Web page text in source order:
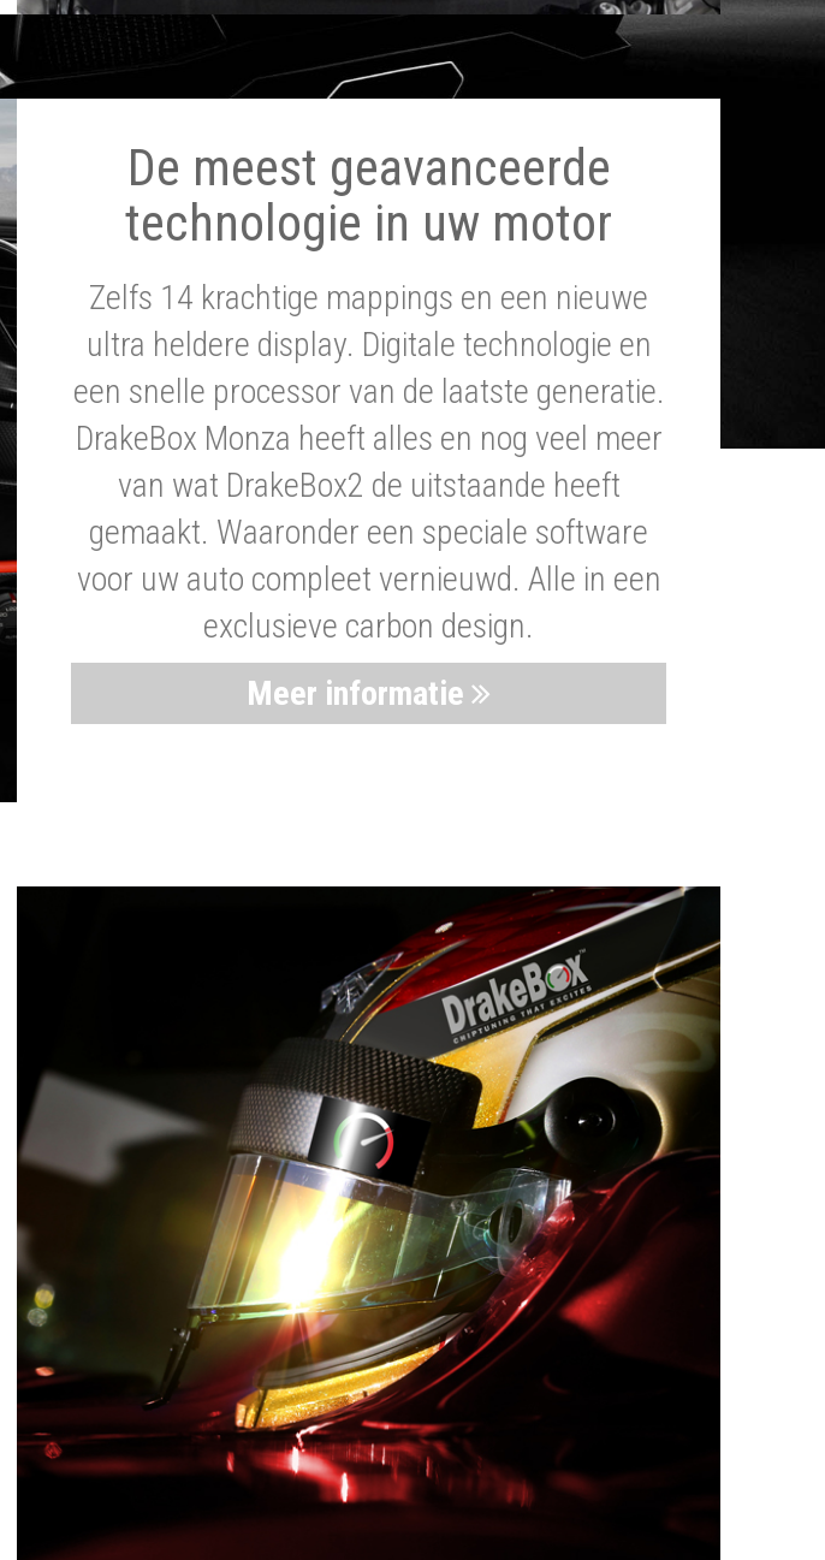
De meest geavanceerde
technologie in uw motor
Zelfs 14 krachtige mappings en een nieuwe
ultra heldere display. Digitale technologie en
een snelle processor van de laatste generatie.
DrakeBox Monza heeft alles en nog veel meer
van wat DrakeBox2 de uitstaande heeft
gemaakt. Waaronder een speciale software
voor uw auto compleet vernieuwd. Alle in een
exclusieve carbon design.
Meer informatie